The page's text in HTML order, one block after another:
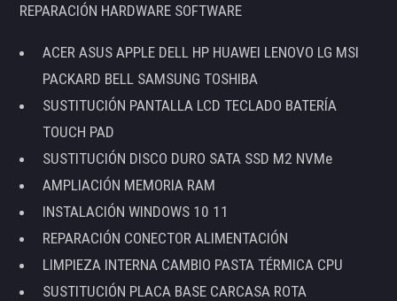
REPARACIÓN HARDWARE SOFTWARE
ACER ASUS APPLE DELL HP HUAWEI LENOVO LG MSI
PACKARD BELL SAMSUNG TOSHIBA
SUSTITUCIÓN PANTALLA LCD TECLADO BATERÍA
TOUCH PAD
SUSTITUCIÓN DISCO DURO SATA SSD M2 NVMe
AMPLIACIÓN MEMORIA RAM
INSTALACIÓN WINDOWS 10 11
REPARACIÓN CONECTOR ALIMENTACIÓN
LIMPIEZA INTERNA CAMBIO PASTA TÉRMICA CPU
SUSTITUCIÓN PLACA BASE CARCASA ROTA